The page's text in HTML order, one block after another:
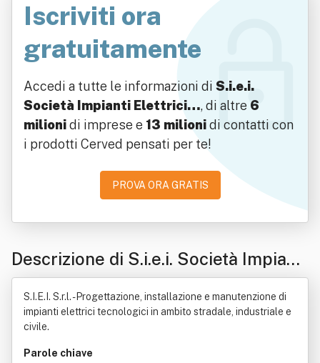
Iscriviti ora
gratuitamente
Accedi a tutte le informazioni di S.i.e.i.
Società Impianti Elettrici…, di altre 6
milionidi imprese e 13 milionidi contatti con
i prodotti Cerved pensati per te!
PROVA ORA GRATIS
Descrizione di S.i.e.i. Società Impianti
Elettrici Industriali Srl
S.I.E.I. S.r.l. - Progettazione, installazione e manutenzione di
impianti elettrici tecnologici in ambito stradale, industriale e
civile.
Parole chiave